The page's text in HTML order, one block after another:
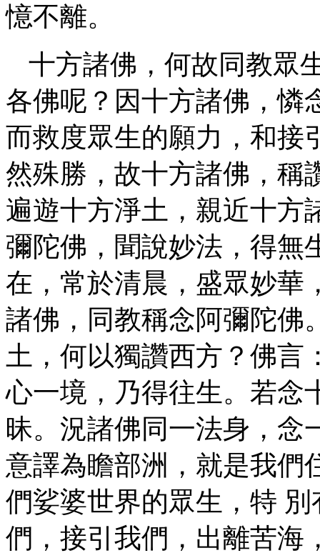
憶不離。
十方諸佛，何故同教眾
各佛呢？因十方諸佛，憐
而救度眾生的願力，和接
然殊勝，故十方諸佛，稱
遍遊十方淨土，親近十方
彌陀佛，聞說妙法，得無
在，常於清晨，盛眾妙華
諸佛，同教稱念阿彌陀佛
土，何以獨讚西方？佛言
心一境，乃得往生。若念
昧。況諸佛同一法身，念
意譯為瞻部洲，就是我們
們娑婆世界的眾生，特
們，接引我們，出離苦海